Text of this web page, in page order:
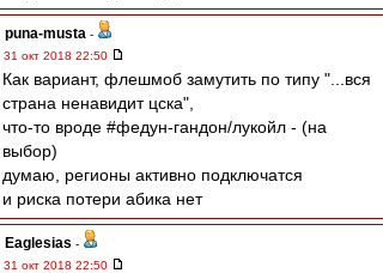
puna-musta -
31 окт 2018 22:50
Как вариант, флешмоб замутить по типу "...вся
страна ненавидит цска",
что-то вроде #федун-гандон/лукойл - (на
выбор)
думаю, регионы активно подключатся
и риска потери абика нет
Eaglesias -
31 окт 2018 22:50